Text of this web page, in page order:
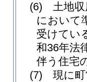
(6)
土地
において
受けてい
和36年法
伴う住宅
(7)
現に